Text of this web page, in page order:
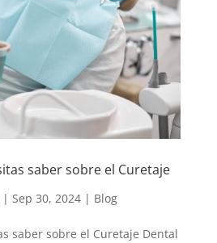
saber sobre el Curetaje
| Sep 30, 2024| Blog
saber sobre el Curetaje Dental